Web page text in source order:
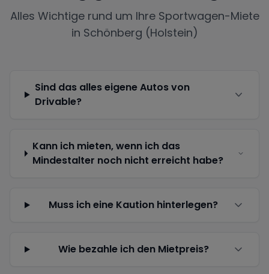
Alles Wichtige rund um Ihre Sportwagen-Miete
in Schönberg (Holstein)
Sind das alles eigene Autos von
Drivable?
Kann ich mieten, wenn ich das
Mindestalter noch nicht erreicht habe?
Muss ich eine Kaution hinterlegen?
Wie bezahle ich den Mietpreis?